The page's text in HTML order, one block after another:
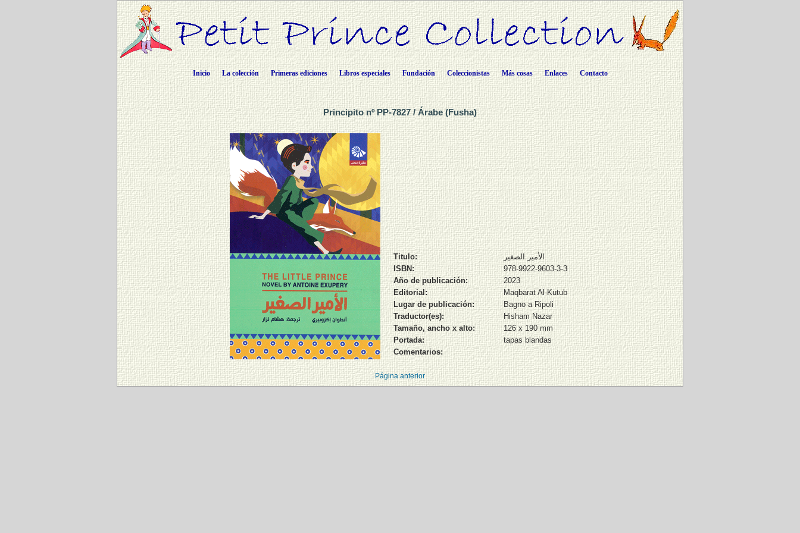
Inicio La colección Primeras ediciones Libros especiales Fundación Coleccionistas Más cosas Enlaces Contacto
Principito nº PP-7827 / Árabe (Fusha)
Titulo:
الأمير الصغير
ISBN:
978-9922-9603-3-3
Año de publicación:
2023
Editorial:
Maqbarat Al-Kutub
Lugar de publicación:
Bagno a Ripoli
Traductor(es):
Hisham Nazar
Tamaño, ancho x alto:
126 x 190 mm
Portada:
tapas blandas
Comentarios:
Página anterior